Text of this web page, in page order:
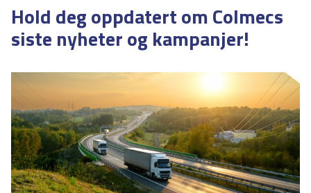
Hold deg oppdatert om Colmecs
siste nyheter og kampanjer!